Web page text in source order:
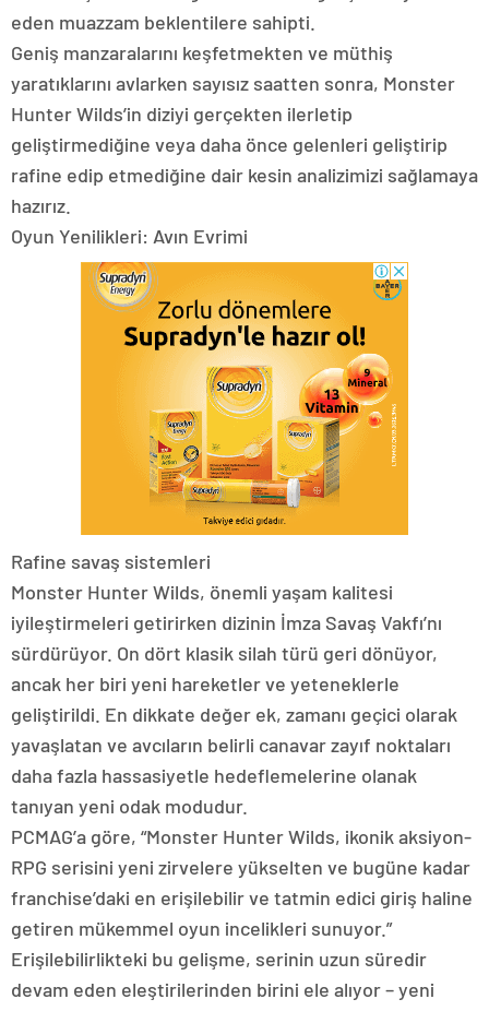
eden muazzam beklentilere sahipti.
Geniş manzaralarını keşfetmekten ve müthiş
yaratıklarını avlarken sayısız saatten sonra, Monster
Hunter Wilds’in diziyi gerçekten ilerletip
geliştirmediğine veya daha önce gelenleri geliştirip
rafine edip etmediğine dair kesin analizimizi sağlamaya
hazırız.
Oyun Yenilikleri: Avın Evrimi
Rafine savaş sistemleri
Monster Hunter Wilds, önemli yaşam kalitesi
iyileştirmeleri getirirken dizinin İmza Savaş Vakfı’nı
sürdürüyor. On dört klasik silah türü geri dönüyor,
ancak her biri yeni hareketler ve yeteneklerle
geliştirildi. En dikkate değer ek, zamanı geçici olarak
yavaşlatan ve avcıların belirli canavar zayıf noktaları
daha fazla hassasiyetle hedeflemelerine olanak
tanıyan yeni odak modudur.
PCMAG’a göre, “Monster Hunter Wilds, ikonik aksiyon-
RPG serisini yeni zirvelere yükselten ve bugüne kadar
franchise’daki en erişilebilir ve tatmin edici giriş haline
getiren mükemmel oyun incelikleri sunuyor.”
Erişilebilirlikteki bu gelişme, serinin uzun süredir
devam eden eleştirilerinden birini ele alıyor – yeni